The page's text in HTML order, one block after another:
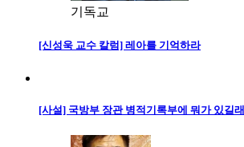
기독교
[신성욱 교수 칼럼] 레아를 기억하라
[사설] 국방부 장관 병적기록부에 뭐가 있길래